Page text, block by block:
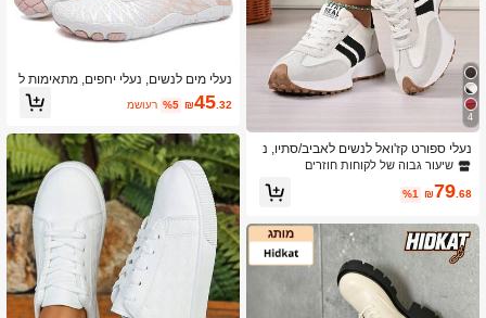
4
נעלי ספורט קז'ואל לנשים לאביב/סתיו, נ
מוכות, קלות משקל, נגד החלקה, עקב נמו
לשימוש חוץ
שיעור גבוה של לקוחות חוזרים
₪79.68
%1
נעלי מים לנשים, נעלי יחפים, מתאימות ל
נחל, חוף, שחייה, כושר, טיול רגלי, כדורעף
חוף, גלישה, נגד החלקה, מתייבשות במה
₪45.32
%5 משוער